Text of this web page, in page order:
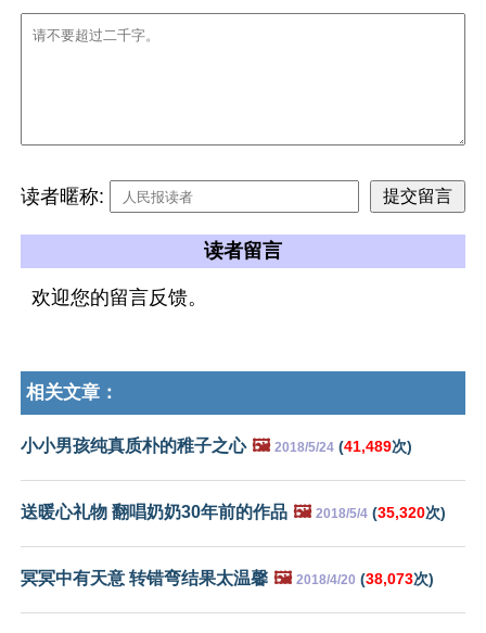
读者暱称:
读者留言
欢迎您的留言反馈。
相关文章：
小小男孩纯真质朴的稚子之心 🖼️ 2018/5/24 (41,489次)
送暖心礼物 翻唱奶奶30年前的作品 🖼️ 2018/5/4 (35,320次)
冥冥中有天意 转错弯结果太温馨 🖼️ 2018/4/20 (38,073次)